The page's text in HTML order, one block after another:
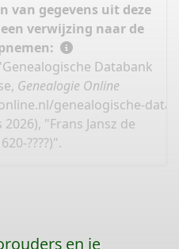
van gegevens uit deze
verwijzing naar de
Databank
Genealogie Online
genealogische-
"Frans Jansz de
????)".
en je